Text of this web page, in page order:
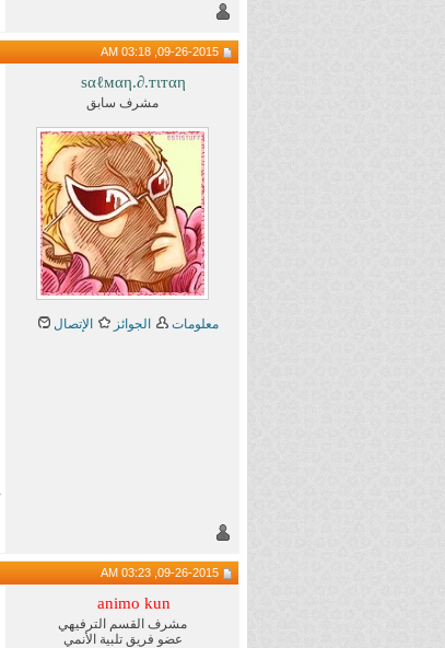
ѕαℓмαη.∂.тιтαη
مشرف سابق
معلومات الجوائز الإتصال
animo kun
مشرف القسم الترفيهي
عضو فريق تلبية الأنمي